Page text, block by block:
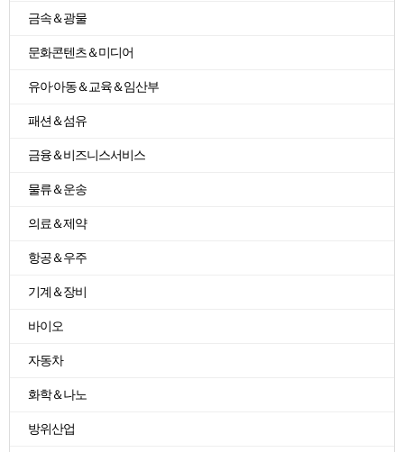
금속＆광물
문화콘텐츠＆미디어
유아·아동＆교육＆임산부
패션＆섬유
금융＆비즈니스서비스
물류＆운송
의료＆제약
항공＆우주
기계＆장비
바이오
자동차
화학＆나노
방위산업